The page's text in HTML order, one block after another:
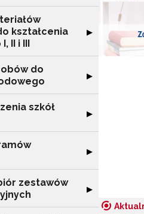
kształcenia
II i III
Rozwiń sekcję
▶
do
Rozwiń sekcję
▶
szkół
Rozwiń sekcję
▶
Rozwiń sekcję
▶
zestawów
Rozwiń sekcję
▶